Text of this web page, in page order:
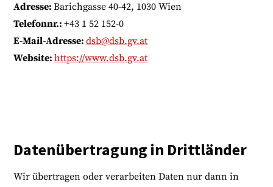
Adresse:Barichgasse 40-42, 1030 Wien
Telefonnr.:+43 1 52 152-0
E-Mail-Adresse:dsb@dsb.gv.at
Website:https://www.dsb.gv.at
Datenübertragung in Drittländer
Wir übertragen oder verarbeiten Daten nur dann in